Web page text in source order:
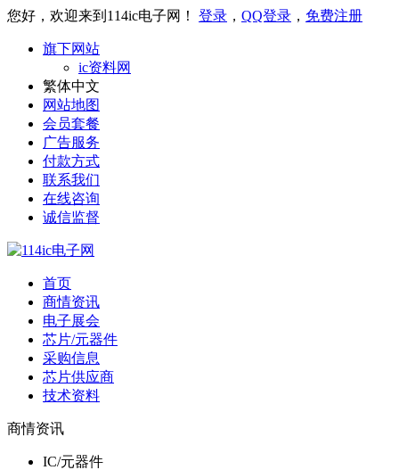
您好，欢迎来到114ic电子网！ 登录 ， QQ登录 ， 免费注册
旗下网站
ic资料网
繁体中文
网站地图
会员套餐
广告服务
付款方式
联系我们
在线咨询
诚信监督
首页
商情资讯
电子展会
芯片/元器件
采购信息
芯片供应商
技术资料
商情资讯
IC/元器件